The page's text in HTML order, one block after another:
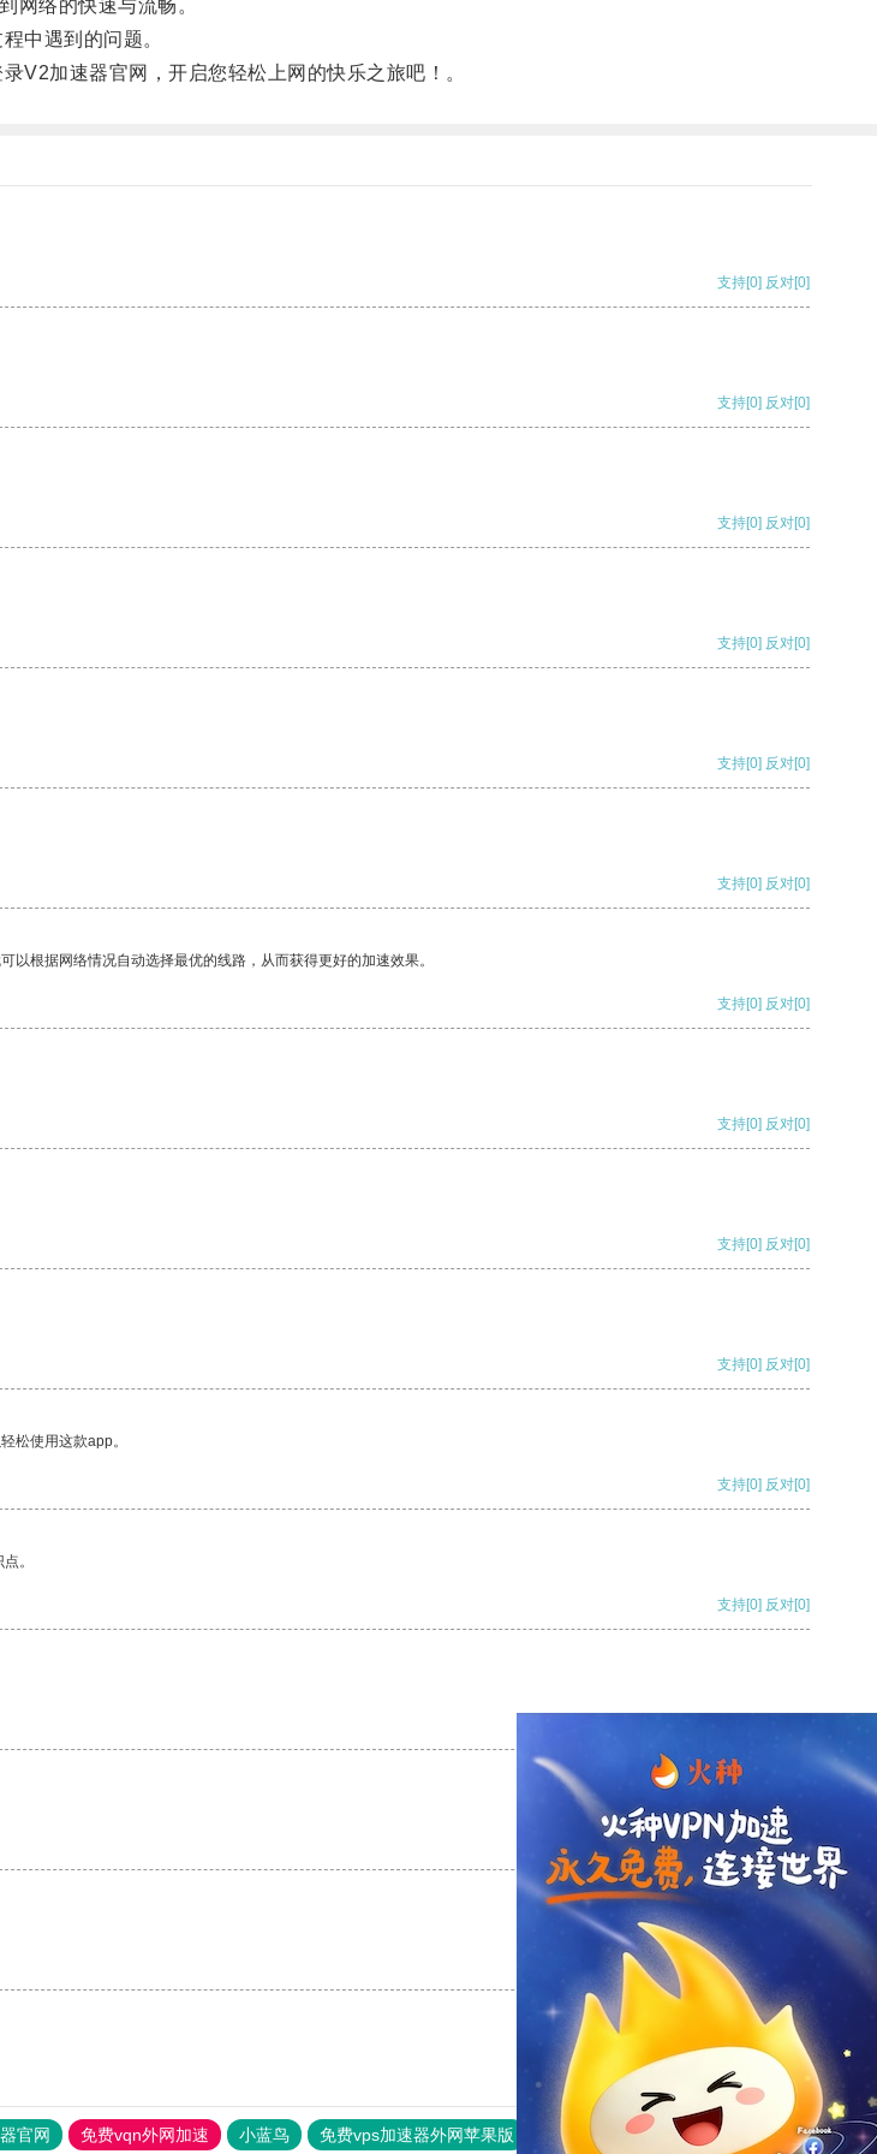
络的快速与流畅。
中遇到的问题。
加速器官网，开启您轻松上网的快乐之旅吧！。
支持[0] 反对[0]
支持[0] 反对[0]
支持[0] 反对[0]
支持[0] 反对[0]
支持[0] 反对[0]
支持[0] 反对[0]
根据网络情况自动选择最优的线路，从而获得更好的加速效果。
支持[0] 反对[0]
支持[0] 反对[0]
支持[0] 反对[0]
支持[0] 反对[0]
松使用这款app。
支持[0] 反对[0]
。
支持[0] 反对[0]
支持 [0] 反对 [0]
支持
官网 免费vqn外网加速 小蓝鸟 免费vps加速器外网苹果版 旋风加速度器 快连加速器